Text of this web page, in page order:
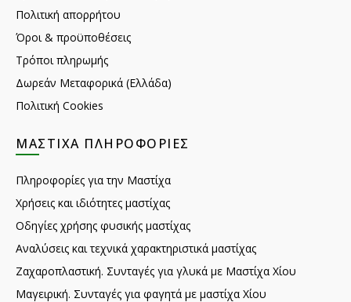
Πολιτική απορρήτου
Όροι & προϋποθέσεις
Τρόποι πληρωμής
Δωρεάν Μεταφορικά (Ελλάδα)
Πολιτική Cookies
ΜΑΣΤΊΧΑ ΠΛΗΡΟΦΟΡΊΕΣ
Πληροφορίες για την Μαστίχα
Χρήσεις και ιδιότητες μαστίχας
Οδηγίες χρήσης φυσικής μαστίχας
Αναλύσεις και τεχνικά χαρακτηριστικά μαστίχας
Ζαχαροπλαστική. Συνταγές για γλυκά με Μαστίχα Χίου
Μαγειρική. Συνταγές για φαγητά με μαστίχα Χίου